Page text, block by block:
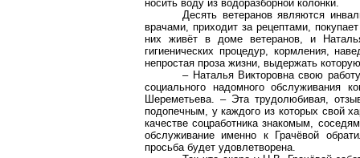
носить воду из водоразборной колонки.
Десять ветеранов являются
врачами, приходит за рецептами,
них живёт в доме ветеранов, и
гигиенических процедур, кормления,
непростая проза жизни, выдержать
– Наталья Викторовна свою
социального надомного обслуживания
Шереметьева. – Эта трудолюбивая,
подопечным, у каждого из которых свой
качестве соцработника знакомым,
обслуживание именно к Грачёвой
просьба будет удовлетворена.